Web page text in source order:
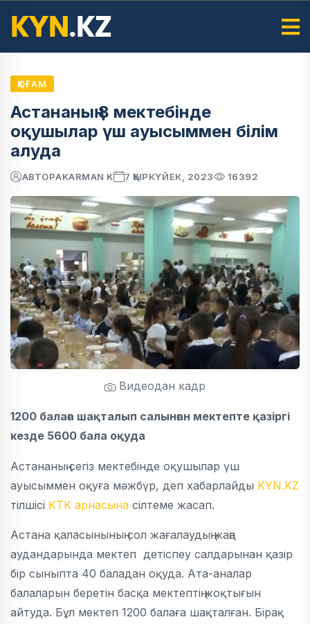
ҚОҒАМ
Астананың 8 мектебінде
оқушылар үш ауысыммен білім
алуда
АВТОРAKARMAN K 7 ҚЫРКҮЙЕК, 2023 16392
Видеодан кадр
1200 балаға шақталып салынған мектепте қазіргі
кезде 5600 бала оқуда
Астананың сегіз мектебінде оқушылар үш
ауысыммен оқуға мәжбүр, деп хабарлайды KYN.KZ
тілшісі KTK арнасына сілтеме жасап.
Астана қаласынының сол жағалаудың жаңа
аудандарында мектеп детіспеу салдарынан қазір
бір сыныпта 40 баладан оқуда. Ата-аналар
балаларын беретін басқа мектептің жоқтығын
айтуда. Бұл мектеп 1200 балаға шақталған. Бірақ